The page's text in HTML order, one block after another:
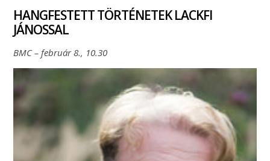
HANGFESTETT TÖRTÉNETEK LACKFI
JÁNOSSAL
BMC – február 8., 10.30